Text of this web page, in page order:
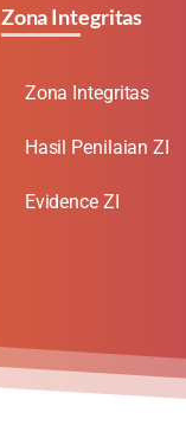
Zona Integritas
Zona Integritas
Hasil Penilaian ZI
Evidence ZI